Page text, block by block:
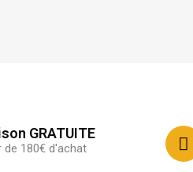
GRATUITE
de 180€ d'achat